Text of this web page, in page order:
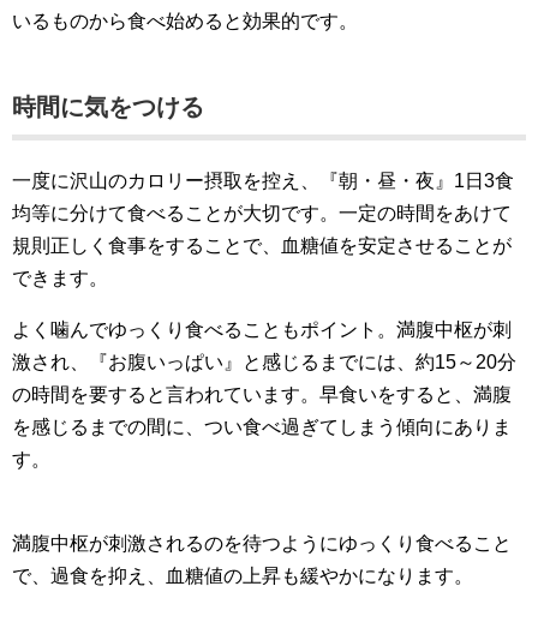
いるものから食べ始めると効果的です。
時間に気をつける
一度に沢山のカロリー摂取を控え、『朝・昼・夜』1日3食
均等に分けて食べることが大切です。一定の時間をあけて
規則正しく食事をすることで、血糖値を安定させることが
できます。
よく噛んでゆっくり食べることもポイント。満腹中枢が刺
激され、『お腹いっぱい』と感じるまでには、約15～20分
の時間を要すると言われています。早食いをすると、満腹
を感じるまでの間に、つい食べ過ぎてしまう傾向にありま
す。
満腹中枢が刺激されるのを待つようにゆっくり食べること
で、過食を抑え、血糖値の上昇も緩やかになります。